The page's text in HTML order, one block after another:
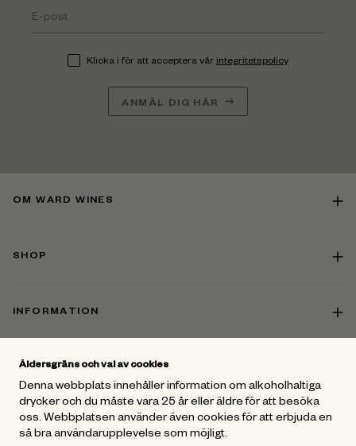
Klicka i för att acceptera vår integritetspolicy
ANMÄL DIG HÄR
OM WARD WINES
SHOP
INFORMATION
KONTAKT
Åldersgräns och val av cookies
Denna webbplats innehåller information om alkoholhaltiga
drycker och du måste vara 25 år eller äldre för att besöka
oss. Webbplatsen använder även cookies för att erbjuda en
så bra användarupplevelse som möjligt.